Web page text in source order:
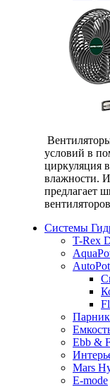
условий в
циркуляция
влажности.
предлагает
Системы
T-Rex
Ebb &
Mars
E-mode